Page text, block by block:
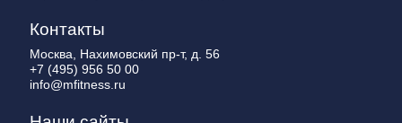
Контакты
Москва, Нахимовский пр-т, д. 56
+7 (495) 956 50 00
info@mfitness.ru